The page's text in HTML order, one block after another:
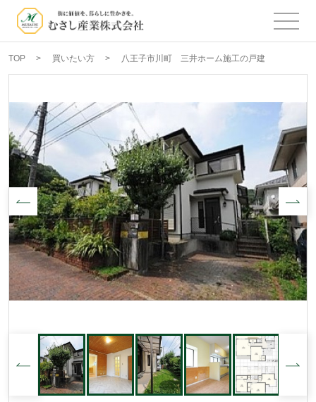
TOP 買いたい方 八王子市川町 三井ホーム施工の戸建